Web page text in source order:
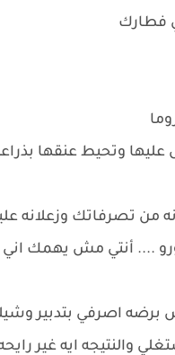
فطارك
عليها وتحيط عنقها
من تصرفاتك وزعلانه
.... أنتي مش يهمك
برضه اصرفي بتدبير
والنتيجه ايه غير